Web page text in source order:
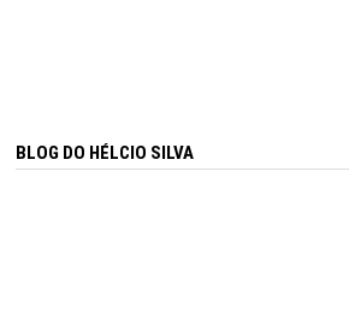
BLOG DO HÉLCIO SILVA